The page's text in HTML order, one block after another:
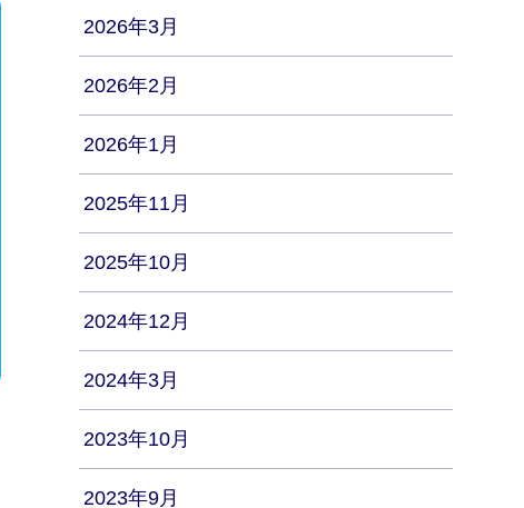
2026年3月
2026年2月
2026年1月
2025年11月
2025年10月
2024年12月
2024年3月
2023年10月
2023年9月